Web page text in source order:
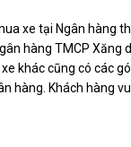
xe tại Ngân hàng
hàng TMCP Xăng
khác cũng có các
hàng. Khách hàng